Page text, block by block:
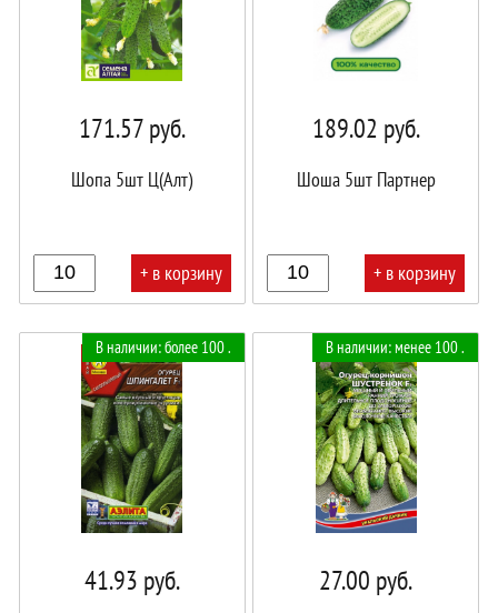
171.57руб.
Шопа 5шт Ц(Алт)
+ в корзину
189.02 руб.
Шоша 5шт Партнер
+ в корзину
В наличии: более 100 .
41.93 руб.
В наличии: менее 100 .
27.00 руб.